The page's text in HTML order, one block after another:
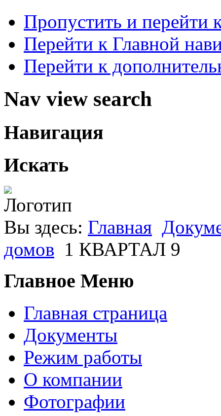
Пропустить и перейти
Перейти к Главной
Перейти к
Nav view search
Навигация
Искать
Вы здесь: Главная
домов 1 КВАРТАЛ 9
Главное Меню
Главная страница
Документы
Режим работы
О компании
Фотографии